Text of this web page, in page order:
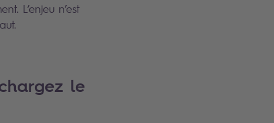
L’enjeu n’est
le